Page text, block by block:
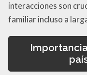
interacciones son
familiar incluso a